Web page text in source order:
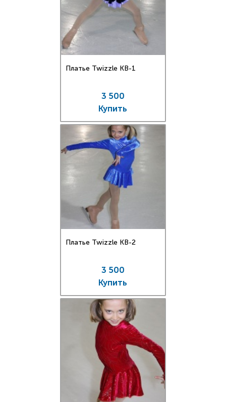
Платье Twizzle КВ-1
3 500
Купить
Платье Twizzle КВ-2
3 500
Купить